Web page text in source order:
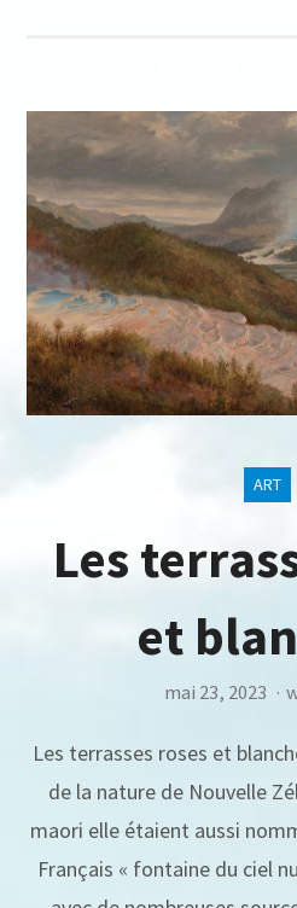
ART
Les
et
mai 23, 2023 ·
Les terrasses roses et
de la nature de Nouvelle
maori elle étaient aussi
Français « fontaine du ciel